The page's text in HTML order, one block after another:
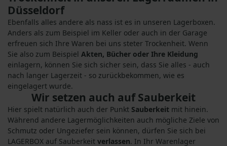
Düsseldorf
Ebenfalls alles andere als nass ist es in unseren Lagerboxen.
Anders als zum Beispiel im Keller oder auch in der Garage
erfreuen sich Ihre Waren bei uns steter Trockenheit. Wenn
Sie also zum Beispiel Akten, Bücher oder Ihre Kleidung
einlagern, können Sie sich sicher sein, dass Sie alles - auch
nach langer Lagerzeit - so zurückbekommen, wie es
eingelagert wurde.
Wir setzen auch auf Sauberkeit
Hier spielt natürlich auch der Punkt Sauberkeit mit hinein.
Während andere Lagermöglichkeiten auch mögliche Ziele von
Schmutz oder Ungeziefer sein können, dürfen Sie sich bei
LAGERBOX auf Sauberkeit verlassen. In Ihr Warenlager